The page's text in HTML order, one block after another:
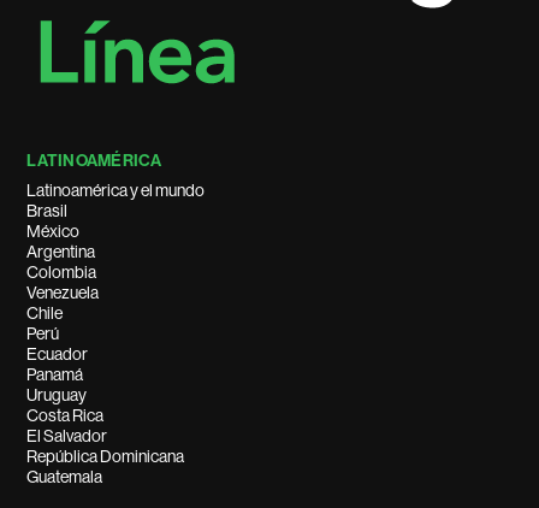
LATINOAMÉRICA
Latinoamérica y el mundo
Brasil
México
Argentina
Colombia
Venezuela
Chile
Perú
Ecuador
Panamá
Uruguay
Costa Rica
El Salvador
República Dominicana
Guatemala